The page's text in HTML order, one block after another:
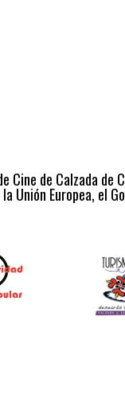
Cine de Calzada
Unión Europea, el